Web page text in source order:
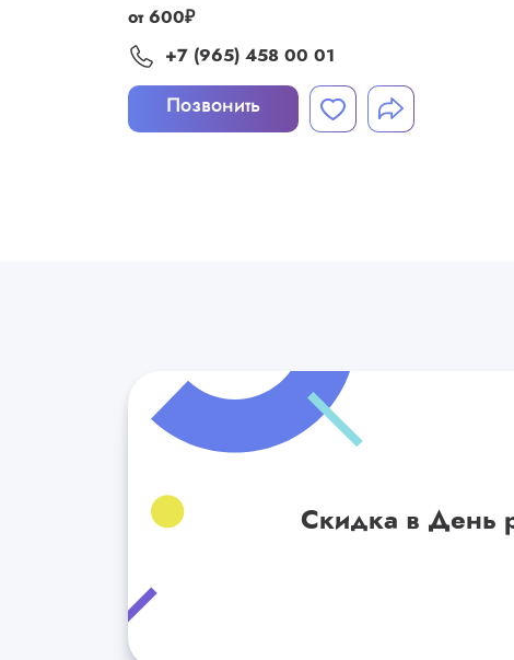
от 600₽
+7 (965) 458 00 01
Позвонить
Скидка в День